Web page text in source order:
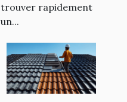
trouver rapidement
un...